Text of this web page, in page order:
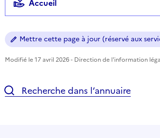
Accueil
Mettre cette page à jour (réservé aux
Modifié le 17 avril 2026 - Direction de l'information
Recherche dans l’annuaire